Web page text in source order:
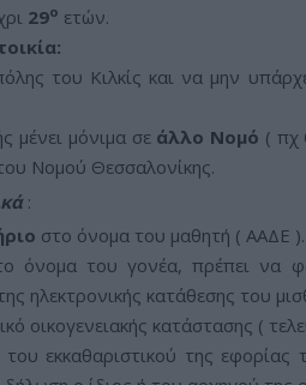
29ο ετών.
:
του Κιλκίς και να μην
μένει μόνιμα σε άλλο Νομό ( πχ
Νομού Θεσσαλονίκης.
:
στο όνομα του μαθητή ( ΑΑΔΕ ).
όνομα του γονέα, πρέπει να
ηλεκτρονικής κατάθεσης του
οικογενειακής κατάστασης (
εκκαθαριστικού της εφορίας